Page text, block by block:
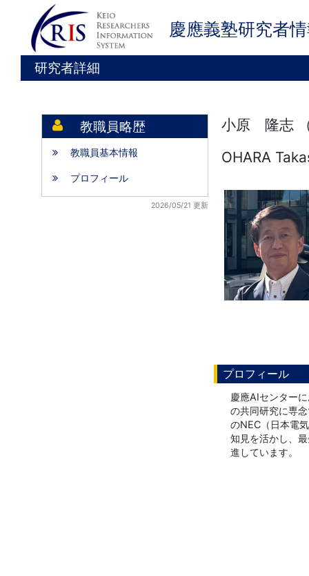
慶應義塾研究者
研究者詳細
教職員略歴
教職員基本情報
プロフィール
2026/05/21 更新
小原 隆志
OHARA
プロフィール
慶應AIセンター
の共同研究に専
のNEC（日本電
知見を活かし、
進しています。